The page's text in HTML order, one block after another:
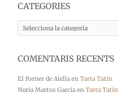
CATEGORIES
CATEGORIES
COMENTARIS RECENTS
El Forner de Alella en Tarta Tatin
Nuria Martos Garcia en Tarta Tatin